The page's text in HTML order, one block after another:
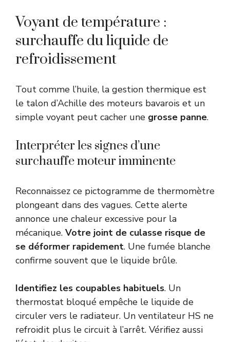
Voyant de température :
surchauffe du liquide de
refroidissement
Tout comme l’huile, la gestion thermique est
le talon d’Achille des moteurs bavarois et un
simple voyant peut cacher une grosse panne.
Interpréter les signes d’une
surchauffe moteur imminente
Reconnaissez ce pictogramme de thermomètre
plongeant dans des vagues. Cette alerte
annonce une chaleur excessive pour la
mécanique. Votre joint de culasse risque de
se déformer rapidement. Une fumée blanche
confirme souvent que le liquide brûle.
Identifiez les coupables habituels. Un
thermostat bloqué empêche le liquide de
circuler vers le radiateur. Un ventilateur HS ne
refroidit plus le circuit à l’arrêt. Vérifiez aussi